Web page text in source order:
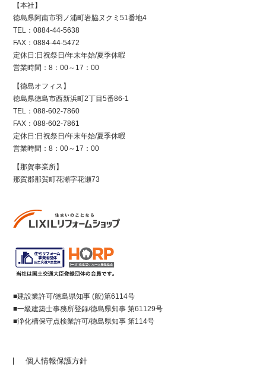
【本社】
徳島県阿南市羽ノ浦町岩脇ヌクミ51番地4
TEL：0884-44-5638
FAX：0884-44-5472
定休日:日祝祭日/年末年始/夏季休暇
営業時間：8：00～17：00
【徳島オフィス】
徳島県徳島市西新浜町2丁目5番86-1
TEL：088-602-7860
FAX：088-602-7861
定休日:日祝祭日/年末年始/夏季休暇
営業時間：8：00～17：00
【那賀事業所】
那賀郡那賀町花瀬字花瀬73
■建設業許可/徳島県知事 (般)第6114号
■一級建築士事務所登録/徳島県知事 第61129号
■浄化槽保守点検業許可/徳島県知事 第114号
個人情報保護方針